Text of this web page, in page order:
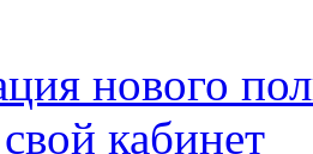
нового
кабинет